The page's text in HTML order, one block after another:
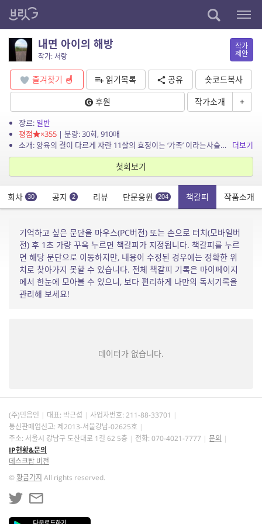
내면 아이의 해방
작가: 서랑
작가
제안
즐겨찾기 읽기목록 공유
숏코드복사
후원
작가소개 +
장르: 일반
평점
×355| 분량: 30회, 910매
소개: 양육의 결이 다르게 자란 11살의 효정이는 ‘가족’ 이라는사슬에 매여 살아간다. 양육자가 되고 돌봄자가 되었다. 과거의 상처와 현재의 심리를 부딪치며 상당한 ...
더보기
첫회보기
회차 30 공지 2 리뷰 단문응원 204 책갈피 작품소개
기억하고 싶은 문단을 마우스(PC버전) 또는 손으로 터치(모바일버
전) 후 1초 가량 꾸욱 누르면 책갈피가 지정됩니다. 책갈피를 누르
면 해당 문단으로 이동하지만, 내용이 수정된 경우에는 정확한 위
치로 찾아가지 못할 수 있습니다. 전체 책갈피 기록은 마이페이지
에서 한눈에 모아볼 수 있으니, 보다 편리하게 나만의 독서기록을
관리해 보세요!
데이터가 없습니다.
(주)민음인 대표: 박근섭 사업자번호: 211-88-33701
통신판매업신고: 제2013-서울강남-02625호
주소: 서울시 강남구 도산대로 1길 62 5층
전화: 070-4021-7777
문의
IP현황&문의
데스크탑 버전
©황금가지 All rights reserved.